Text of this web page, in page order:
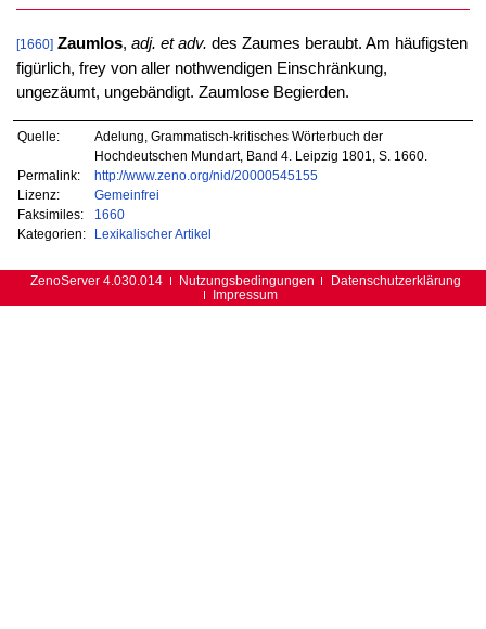
[1660] Zaumlos, adj. et adv. des Zaumes beraubt. Am häufigsten
figürlich, frey von aller nothwendigen Einschränkung,
ungezäumt, ungebändigt. Zaumlose Begierden.
Quelle:
Adelung, Grammatisch-kritisches Wörterbuch der
Hochdeutschen Mundart, Band 4. Leipzig 1801, S. 1660.
Permalink:
http://www.zeno.org/nid/20000545155
Lizenz:
Gemeinfrei
Faksimiles:
1660
Kategorien:
Lexikalischer Artikel
ZenoServer 4.030.014 Nutzungsbedingungen
Datenschutzerklärung
Impressum